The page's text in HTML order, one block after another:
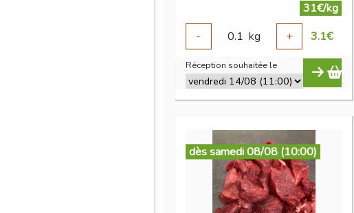
31€/kg
-
0.1 kg + 3.1€
Réception souhaitée le
dès samedi 08/08 (10:00)